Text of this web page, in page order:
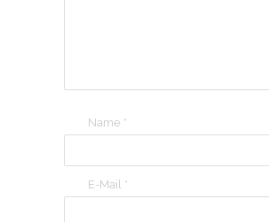
Name *
E-Mail *